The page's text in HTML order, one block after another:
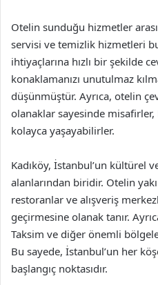
Otelin sunduğu hizmetler
servisi ve temizlik hizmetleri
ihtiyaçlarına hızlı bir şekilde
konaklamanızı unutulmaz
düşünmüştür. Ayrıca, otelin
olanaklar sayesinde misafirler,
kolayca yaşayabilirler.
Kadıköy, İstanbul’un kültürel
alanlarından biridir. Otelin
restoranlar ve alışveriş
geçirmesine olanak tanır.
Taksim ve diğer önemli
Bu sayede, İstanbul’un her
başlangıç noktasıdır.